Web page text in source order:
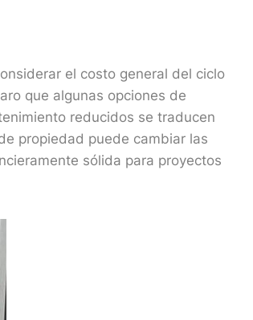
el costo general del ciclo
que algunas opciones de
reducidos se traducen
propiedad puede cambiar las
sólida para proyectos